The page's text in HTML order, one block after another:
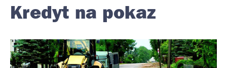
Kredyt na pokaz